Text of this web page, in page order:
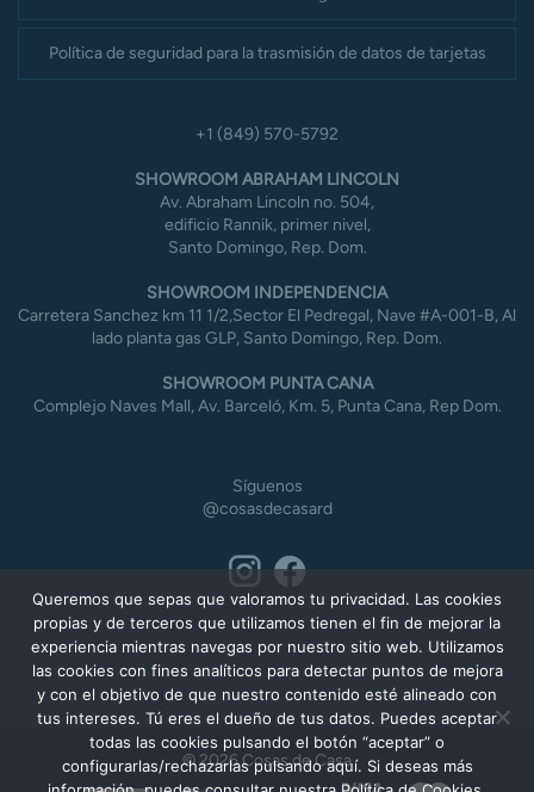
Política de seguridad para la trasmisión de datos de tarjetas
+1 (849) 570-5792
SHOWROOM ABRAHAM LINCOLN
Av. Abraham Lincoln no. 504,
edificio Rannik, primer nivel,
Santo Domingo, Rep. Dom.
SHOWROOM INDEPENDENCIA
Carretera Sanchez km 11 1/2,Sector El Pedregal, Nave #A-001-B, Al
lado planta gas GLP, Santo Domingo, Rep. Dom.
SHOWROOM PUNTA CANA
Complejo Naves Mall, Av. Barceló, Km. 5, Punta Cana, Rep Dom.
Síguenos
@cosasdecasard
© 2026 Cosas de Casa
Queremos que sepas que valoramos tu privacidad. Las cookies
propias y de terceros que utilizamos tienen el fin de mejorar la
experiencia mientras navegas por nuestro sitio web. Utilizamos
las cookies con fines analíticos para detectar puntos de mejora
y con el objetivo de que nuestro contenido esté alineado con
tus intereses. Tú eres el dueño de tus datos. Puedes aceptar
todas las cookies pulsando el botón “aceptar” o
configurarlas/rechazarlas pulsando aquí. Si deseas más